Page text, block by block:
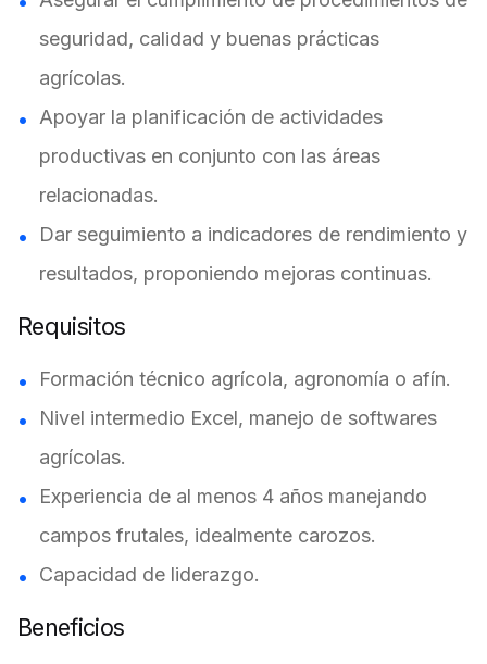
seguridad, calidad y buenas prácticas
agrícolas.
Apoyar la planificación de actividades
productivas en conjunto con las áreas
relacionadas.
Dar seguimiento a indicadores de rendimiento y
resultados, proponiendo mejoras continuas.
Requisitos
Formación técnico agrícola, agronomía o afín.
Nivel intermedio Excel, manejo de softwares
agrícolas.
Experiencia de al menos 4 años manejando
campos frutales, idealmente carozos.
Capacidad de liderazgo.
Beneficios